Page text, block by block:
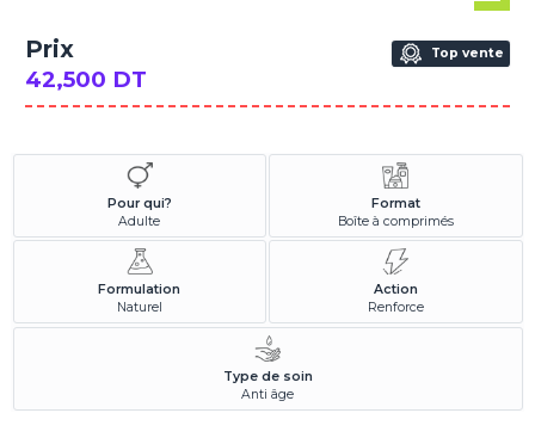
Prix
42,500 DT
Top vente
Pour qui?
Adulte
Format
Boîte à comprimés
Formulation
Naturel
Action
Renforce
Type de soin
Anti âge